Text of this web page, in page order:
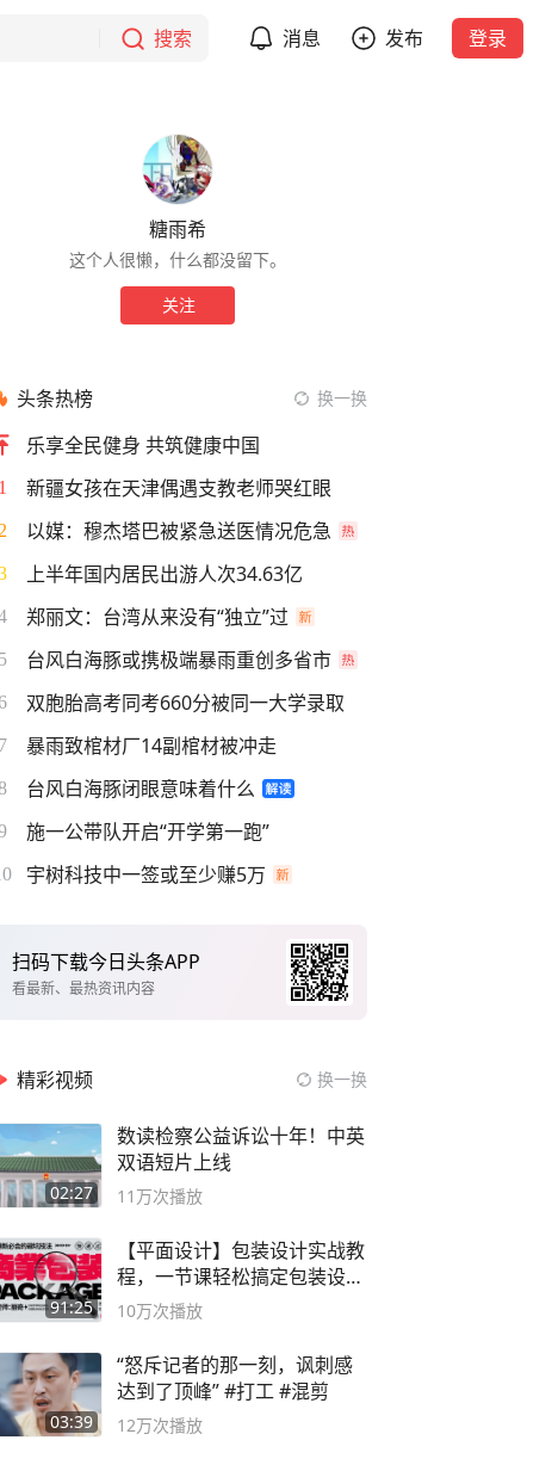
搜索 消息 发布 登录
糖雨希
这个人很懒，什么都没留下。
关注
头条热榜 换一换
乐享全民健身 共筑健康中国
1 新疆女孩在天津偶遇支教老师哭红眼
2 以媒：穆杰塔巴被紧急送医情况危急
上半年国内居民出游人次34.63亿
郑丽文：台湾从来没有“独立”过
5 台风白海豚或携极端暴雨重创多省市
双胞胎高考同考660分被同一大学录取
7 暴雨致棺材厂14副棺材被冲走
台风白海豚闭眼意味着什么
施一公带队开启“开学第一跑”
宇树科技中一签或至少赚5万
扫码下载今日头条APP
看最新、最热资讯内容
精彩视频 换一换
02:27
数读检察公益诉讼十年！中英
双语短片上线
11万次播放
91:25
【平面设计】包装设计实战教
程，一节课轻松搞定包装设计
流程！
10万次播放
03:39
“怒斥记者的那一刻，讽刺感
达到了顶峰” #打工 #混剪
12万次播放